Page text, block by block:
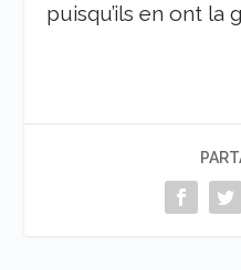
puisqu’ils en ont la